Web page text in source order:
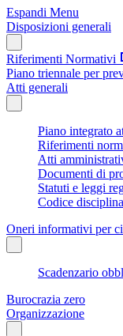
Espandi Menu
Disposizioni generali
Riferimenti Normativi
Piano triennale per
Atti generali
Piano integrato
Riferimenti
Atti
Documenti di
Statuti e leggi
Codice
Oneri informativi per
Scadenzario
Burocrazia zero
Organizzazione